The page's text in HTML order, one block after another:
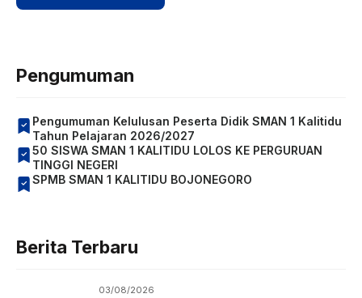
Pengumuman
Pengumuman Kelulusan Peserta Didik SMAN 1 Kalitidu
Tahun Pelajaran 2026/2027
50 SISWA SMAN 1 KALITIDU LOLOS KE PERGURUAN
TINGGI NEGERI
SPMB SMAN 1 KALITIDU BOJONEGORO
Berita Terbaru
03/08/2026